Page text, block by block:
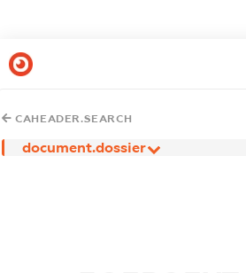
CAHEADER.SEARCH
document.dossier